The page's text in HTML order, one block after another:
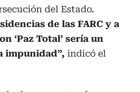
del Estado.
de las FARC y a
‘Paz Total’ sería un
impunidad”, indicó el